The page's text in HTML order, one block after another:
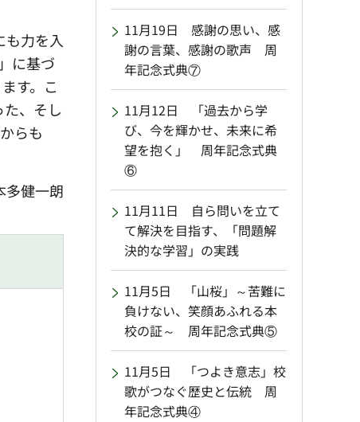
も力を入
に基づ
す。こ
、そし
らも
健一朗
11月19日 感謝の思い、感
謝の言葉、感謝の歌声 周
年記念式典⑦
11月12日 「過去から学
び、今を輝かせ、未来に希
望を抱く」 周年記念式典
⑥
11月11日 自ら問いを立て
て解決を目指す、「問題解
決的な学習」の実践
11月5日 「山桜」～苦難に
負けない、笑顔あふれる本
校の証～ 周年記念式典⑤
11月5日 「つよき意志」校
歌がつなぐ歴史と伝統 周
年記念式典④